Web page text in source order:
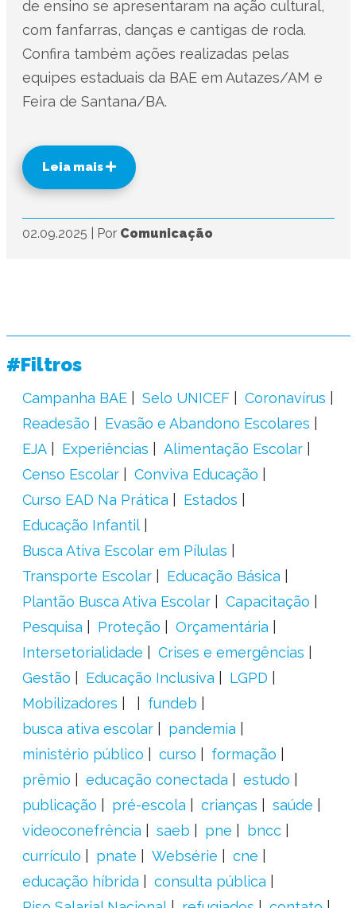
de ensino se apresentaram na ação cultural,
com fanfarras, danças e cantigas de roda.
Confira também ações realizadas pelas
equipes estaduais da BAE em Autazes/AM e
Feira de Santana/BA.
Leia mais
02.09.2025 Por Comunicação
#Filtros
Campanha BAE Selo UNICEF
Coronavírus
Readesão
Evasão e Abandono Escolares
EJA
Experiências
Alimentação Escolar
Censo Escolar
Conviva Educação
Curso EAD Na Prática
Estados
Educação Infantil
Busca Ativa Escolar em Pílulas
Transporte Escolar
Educação Básica
Plantão Busca Ativa Escolar
Capacitação
Pesquisa
Proteção
Orçamentária
Intersetorialidade
Crises e emergências
Gestão
Educação Inclusiva
LGPD
Mobilizadores
fundeb
busca ativa escolar
pandemia
ministério público
curso
formação
prêmio
educação conectada
estudo
publicação
pré-escola crianças
saúde
videoconefrência
saeb pne
bncc
currículo
pnate Websérie
cne
educação híbrida
consulta pública